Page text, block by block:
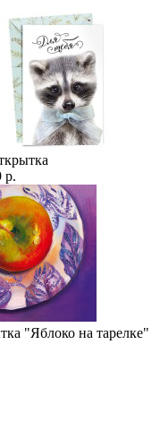
р.
"Яблоко на тарелке"